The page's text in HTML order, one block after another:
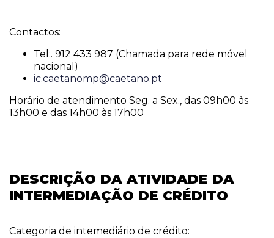
Contactos:
Tel:. 912 433 987 (Chamada para rede móvel
nacional)
ic.caetanomp@caetano.pt
Horário de atendimento Seg. a Sex., das 09h00 às
13h00 e das 14h00 às 17h00
DESCRIÇÃO DA ATIVIDADE DA
INTERMEDIAÇÃO DE CRÉDITO
Categoria de intemediário de crédito: